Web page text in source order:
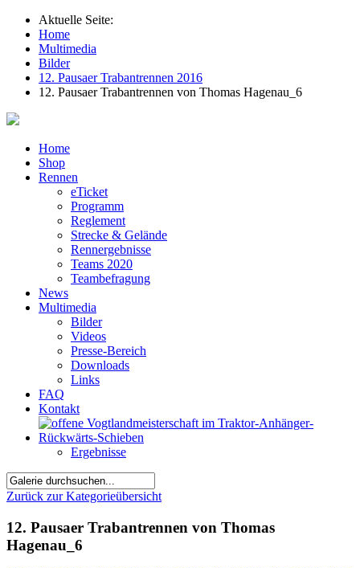
Aktuelle Seite:
Home
Multimedia
Bilder
12. Pausaer Trabantrennen 2016
12. Pausaer Trabantrennen von Thomas Hagenau_6
Home
Shop
Rennen
eTicket
Programm
Reglement
Strecke & Gelände
Rennergebnisse
Teams 2020
Teambefragung
News
Multimedia
Bilder
Videos
Presse-Bereich
Downloads
Links
FAQ
Kontakt
Ergebnisse
Zurück zur Kategorieübersicht
12. Pausaer Trabantrennen von Thomas
Hagenau_6